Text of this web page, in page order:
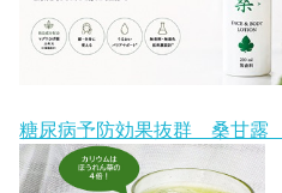
糖尿病予防効果抜群 桑甘露